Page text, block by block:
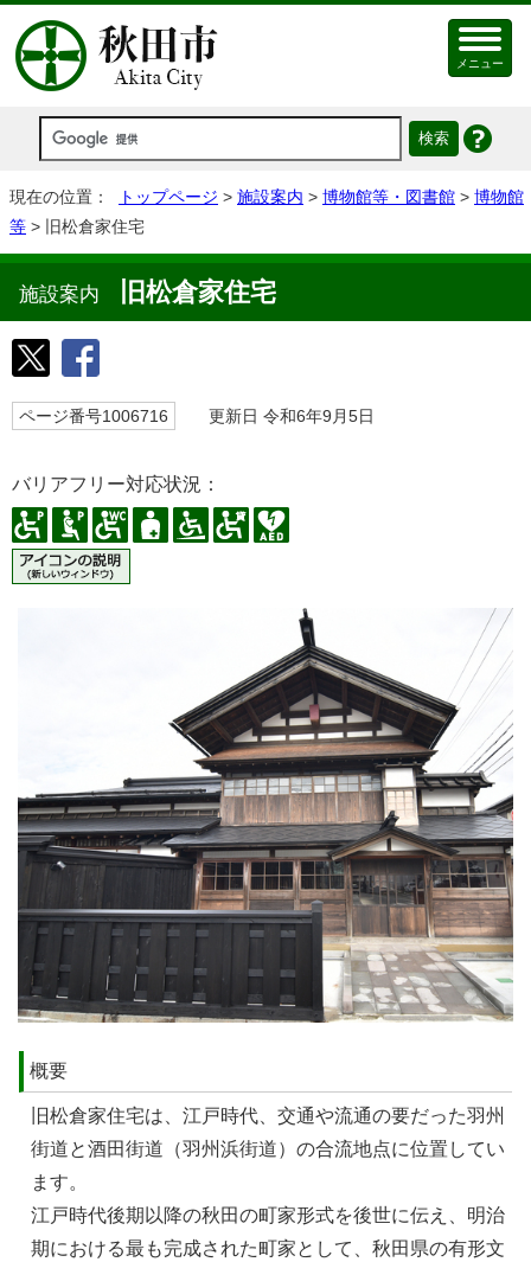
メニュー
現在の位置： トップページ > 施設案内 > 博物館等・図書館 > 博物館
等 > 旧松倉家住宅
施設案内 旧松倉家住宅
ページ番号1006716 更新日 令和6年9月5日
バリアフリー対応状況：
概要
旧松倉家住宅は、江戸時代、交通や流通の要だった羽州
街道と酒田街道（羽州浜街道）の合流地点に位置してい
ます。
江戸時代後期以降の秋田の町家形式を後世に伝え、明治
期における最も完成された町家として、秋田県の有形文